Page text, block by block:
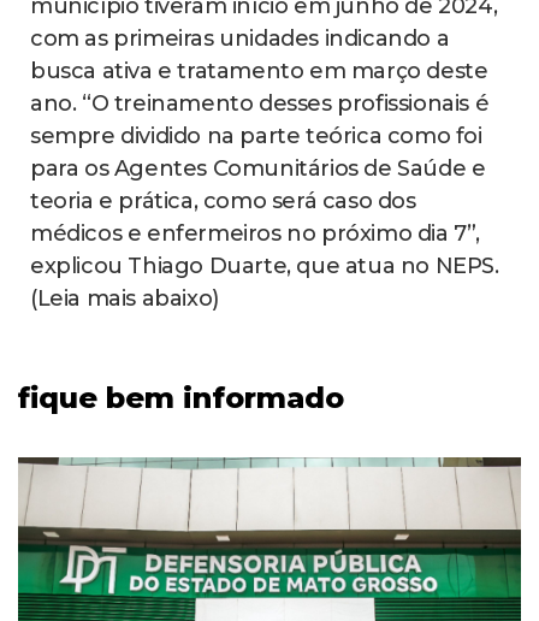
município tiveram início em junho de 2024,
com as primeiras unidades indicando a
busca ativa e tratamento em março deste
ano. “O treinamento desses profissionais é
sempre dividido na parte teórica como foi
para os Agentes Comunitários de Saúde e
teoria e prática, como será caso dos
médicos e enfermeiros no próximo dia 7”,
explicou Thiago Duarte, que atua no NEPS.
(Leia mais abaixo)
fique bem informado